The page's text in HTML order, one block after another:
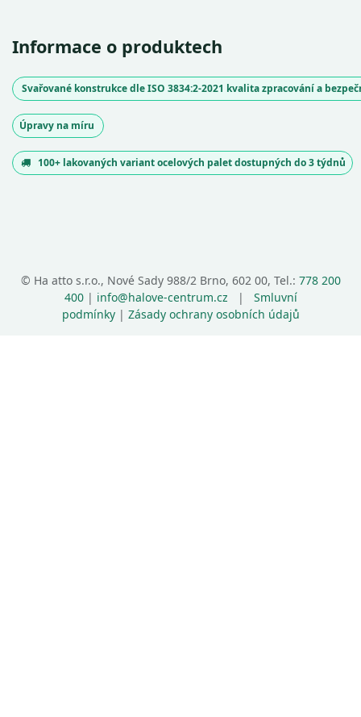
Informace o produktech
Svařované konstrukce dle ISO 3834:2-2021 kvalita zpracování a
Úpravy na míru
100+ lakovaných variant ocelových palet dostupných do 3 týdnů
© Ha atto s.r.o., Nové Sady 988/2 Brno, 602 00, Tel.: 778 200
400| info@halove-centrum.cz | Smluvní
podmínky| Zásady ochrany osobních údajů